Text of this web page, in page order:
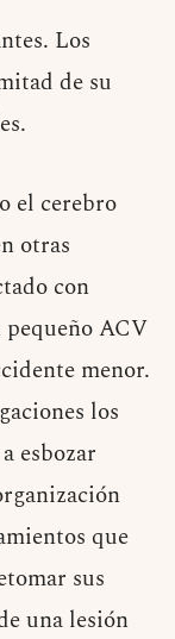
Los
de su
el cerebro
otras
con
pequeño ACV
menor.
los
esbozar
que
sus
una lesión